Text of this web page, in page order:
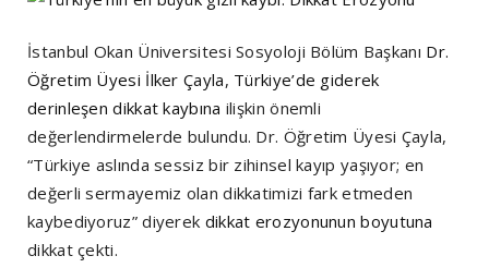
İstanbul Okan Üniversitesi Sosyoloji Bölüm Başkanı Dr.
Öğretim Üyesi İlker Çayla, Türkiye’de giderek
derinleşen dikkat kaybına ilişkin önemli
değerlendirmelerde bulundu. Dr. Öğretim Üyesi Çayla,
“Türkiye aslında sessiz bir zihinsel kayıp yaşıyor; en
değerli sermayemiz olan dikkatimizi fark etmeden
kaybediyoruz” diyerek dikkat erozyonunun boyutuna
dikkat çekti.